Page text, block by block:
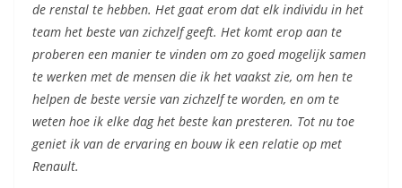
de renstal te hebben. Het gaat erom dat elk individu in het
team het beste van zichzelf geeft. Het komt erop aan te
proberen een manier te vinden om zo goed mogelijk samen
te werken met de mensen die ik het vaakst zie, om hen te
helpen de beste versie van zichzelf te worden, en om te
weten hoe ik elke dag het beste kan presteren. Tot nu toe
geniet ik van de ervaring en bouw ik een relatie op met
Renault.